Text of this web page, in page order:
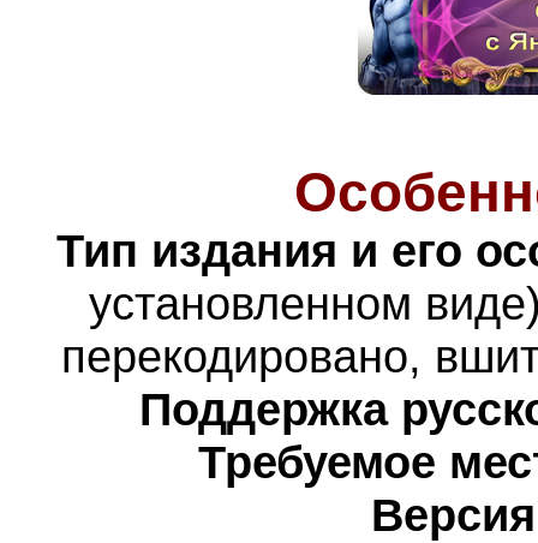
Тип издания и его
установленном
перекодировано,
Поддержка
Требуемое